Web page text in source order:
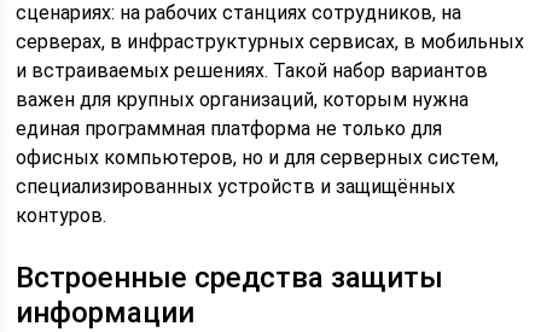
сценариях: на рабочих станциях сотрудников, на
серверах, в инфраструктурных сервисах, в мобильных
и встраиваемых решениях. Такой набор вариантов
важен для крупных организаций, которым нужна
единая программная платформа не только для
офисных компьютеров, но и для серверных систем,
специализированных устройств и защищённых
контуров.
Встроенные средства защиты
информации